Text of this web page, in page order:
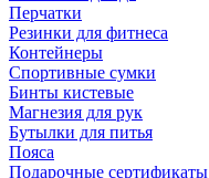
Перчатки
Резинки для фитнеса
Контейнеры
Спортивные сумки
Бинты кистевые
Магнезия для рук
Бутылки для питья
Пояса
Подарочные сертификаты